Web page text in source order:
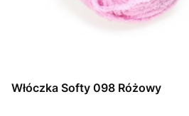
Włóczka Softy 098 Różowy